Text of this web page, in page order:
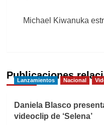
Michael Kiwanuka
Publicaciones
Lanzamientos Nacional
Daniela Blasco
videoclip de ‘Selena’